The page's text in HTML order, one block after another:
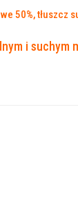
50%, tłuszcz
i suchym